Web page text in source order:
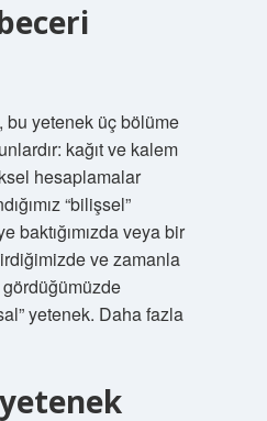
bu yetenek üç bölüme
kağıt ve kalem
hesaplamalar
“bilişsel”
baktığımızda veya bir
ve zamanla
yetenek. Daha fazla